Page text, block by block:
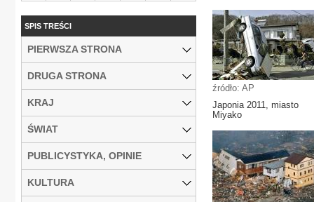
źródło: AP
Japonia 2011, miasto
Miyako
SPIS TREŚCI
PIERWSZA STRONA
DRUGA STRONA
KRAJ
ŚWIAT
PUBLICYSTYKA, OPINIE
KULTURA